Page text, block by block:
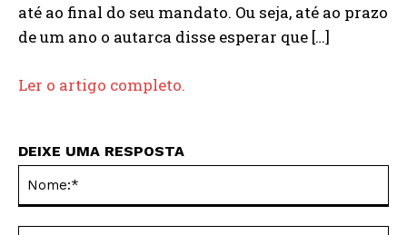
até ao final do seu mandato. Ou seja, até ao prazo
de um ano o autarca disse esperar que […]
Ler o artigo completo.
DEIXE UMA RESPOSTA